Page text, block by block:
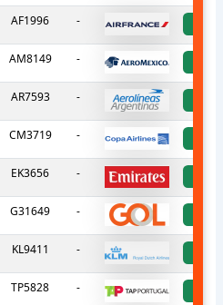
AF1996 -
AM8149 -
AR7593 -
CM3719 -
EK3656 -
G31649 -
KL9411 -
TP5828 -